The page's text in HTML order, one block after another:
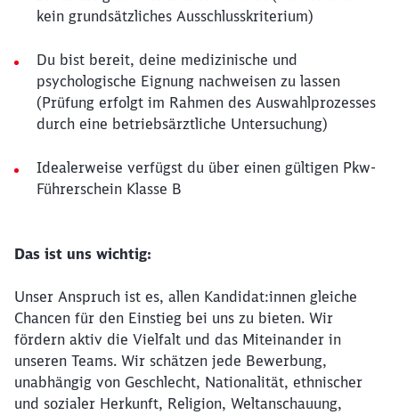
kein grundsätzliches Ausschlusskriterium)
Du bist bereit, deine medizinische und
psychologische Eignung nachweisen zu lassen
(Prüfung erfolgt im Rahmen des Auswahlprozesses
durch eine betriebsärztliche Untersuchung)
Idealerweise verfügst du über einen gültigen Pkw-
Führerschein Klasse B
Das ist uns wichtig:
Unser Anspruch ist es, allen Kandidat:innen gleiche
Chancen für den Einstieg bei uns zu bieten. Wir
fördern aktiv die Vielfalt und das Miteinander in
unseren Teams. Wir schätzen jede Bewerbung,
unabhängig von Geschlecht, Nationalität, ethnischer
und sozialer Herkunft, Religion, Weltanschauung,